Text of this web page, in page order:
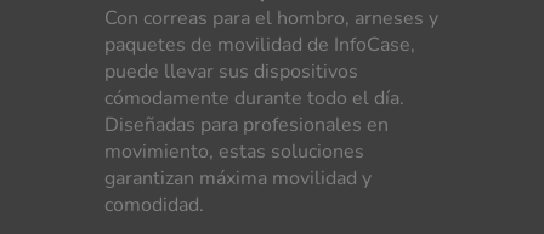
Con correas para el hombro, arneses y
paquetes de movilidad de InfoCase,
puede llevar sus dispositivos
cómodamente durante todo el día.
Diseñadas para profesionales en
movimiento, estas soluciones
garantizan máxima movilidad y
comodidad.